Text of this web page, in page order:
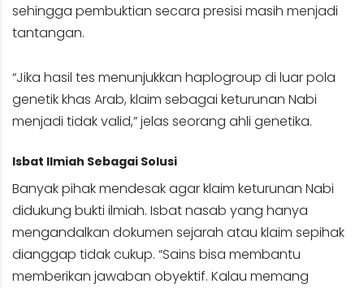
sehingga pembuktian secara presisi masih menjadi
tantangan.
“Jika hasil tes menunjukkan haplogroup di luar pola
genetik khas Arab, klaim sebagai keturunan Nabi
menjadi tidak valid,” jelas seorang ahli genetika.
Isbat Ilmiah Sebagai Solusi
Banyak pihak mendesak agar klaim keturunan Nabi
didukung bukti ilmiah. Isbat nasab yang hanya
mengandalkan dokumen sejarah atau klaim sepihak
dianggap tidak cukup. “Sains bisa membantu
memberikan jawaban obyektif. Kalau memang